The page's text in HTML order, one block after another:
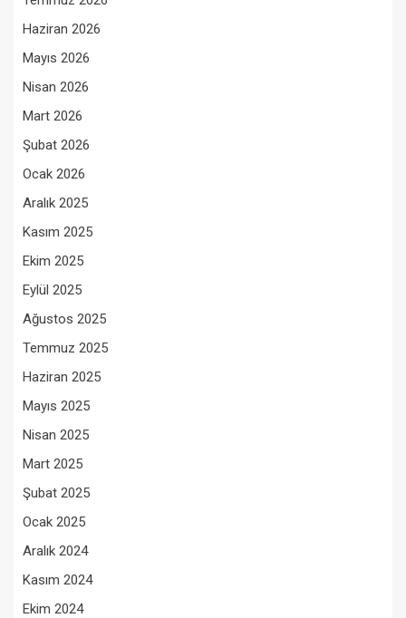
Haziran 2026
Mayıs 2026
Nisan 2026
Mart 2026
Şubat 2026
Ocak 2026
Aralık 2025
Kasım 2025
Ekim 2025
Eylül 2025
Ağustos 2025
Temmuz 2025
Haziran 2025
Mayıs 2025
Nisan 2025
Mart 2025
Şubat 2025
Ocak 2025
Aralık 2024
Kasım 2024
Ekim 2024